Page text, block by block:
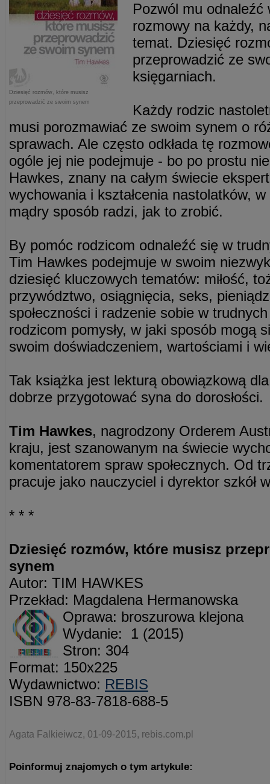
Dziesięć rozmów, które musisz
przeprowadzić ze swoim synem
Pozwól mu
rozmowy na każdy,
temat. Dziesięć
przeprowadzić ze
księgarniach.
Każdy rodzic
musi porozmawiać ze swoim synem o
sprawach. Ale często odkłada tę
ogóle jej nie podejmuje - bo po prostu
Hawkes, znany na całym świecie
wychowania i kształcenia nastolatków,
mądry sposób radzi, jak to zrobić.
By pomóc rodzicom odnaleźć się w
Tim Hawkes podejmuje w swoim
dziesięć kluczowych tematów: miłość,
przywództwo, osiągnięcia, seks,
społeczności i radzenie sobie w
rodzicom pomysły, w jaki sposób mogą
swoim doświadczeniem, wartościami i
Tak książka jest lekturą obowiązkową
dobrze przygotować syna do dorosłości.
Tim Hawkes, nagrodzony Orderem
kraju, jest szanowanym na świecie
komentatorem spraw społecznych. Od
pracuje jako nauczyciel i dyrektor szkół
* * *
Dziesięć rozmów, które musisz
synem
Autor: TIM HAWKES
Przekład: Magdalena Hermanowska
Oprawa: broszurowa klejona
Wydanie: 1 (2015)
Stron: 304
Format: 150x225
Wydawnictwo: REBIS
ISBN 978-83-7818-688-5
Agata Falkieiwcz, 01-09-2015, rebis.com.pl
Poinformuj znajomych o tym artykule: